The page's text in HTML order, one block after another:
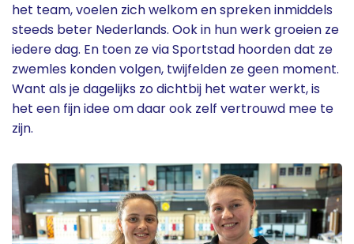
het team, voelen zich welkom en spreken inmiddels
steeds beter Nederlands. Ook in hun werk groeien ze
iedere dag. En toen ze via Sportstad hoorden dat ze
zwemles konden volgen, twijfelden ze geen moment.
Want als je dagelijks zo dichtbij het water werkt, is
het een fijn idee om daar ook zelf vertrouwd mee te
zijn.